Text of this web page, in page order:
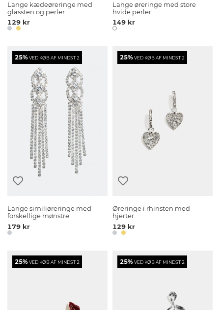
Lange kædeøreringe med
glassten og perler
129 kr
Lange øreringe med store
hvide perler
149 kr
25%VED KØB AF MINDST 2
Lange similiøreringe med
forskellige mønstre
179 kr
25%VED KØB AF MINDST 2
Øreringe i rhinsten med
hjerter
129 kr
25%VED KØB AF MINDST 2 25%VED KØB AF MINDST 2